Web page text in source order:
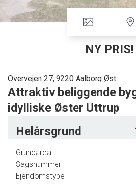
NY PRIS!
Overvejen 27, 9220 Aalborg Øst
Attraktiv beliggende
idylliske Øster Uttrup
Byggegrunden på 788 m2 er
tilslutningsafgifter på kloak og vand.
Med den perfekte beliggenhed leves
Helårsgrund
Grundareal
Sagsnummer
Ejendomstype